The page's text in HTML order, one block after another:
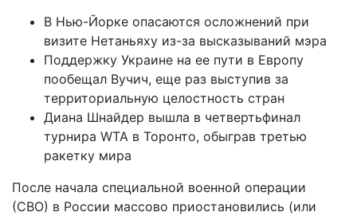
В Нью-Йорке опасаются осложнений при
визите Нетаньяху из-за высказываний мэра
Поддержку Украине на ее пути в Европу
пообещал Вучич, еще раз выступив за
территориальную целостность стран
Диана Шнайдер вышла в четвертьфинал
турнира WTA в Торонто, обыграв третью
ракетку мира
После начала специальной военной операции
(СВО) в России массово приостановились (или